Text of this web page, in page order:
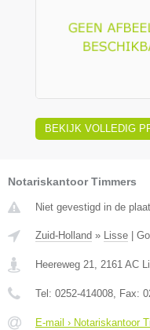
BEKIJK VOLLEDIG
Notariskantoor Timmers
Niet gevestigd in de
Zuid-Holland » Lisse
Heereweg 21, 2161 AC
Tel: 0252-414008, Fax:
E-mail › Notariskantoor